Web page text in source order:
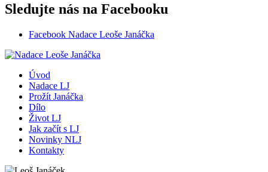
Sledujte nás na Facebooku
Facebook Nadace Leoše Janáčka
Úvod
Nadace LJ
Prožít Janáčka
Dílo
Život LJ
Jak začít s LJ
Novinky NLJ
Kontakty